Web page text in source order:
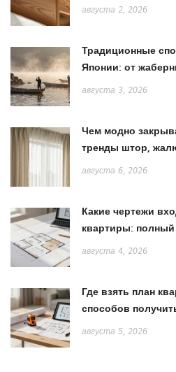
августа 2, 2026
Традиционные
Японии: от
августа 3, 2026
Чем модно
тренды штор,
августа 6, 2026
Какие чертежи
квартиры: полный
августа 4, 2026
Где взять план
способов
ремонта
августа 5, 2026